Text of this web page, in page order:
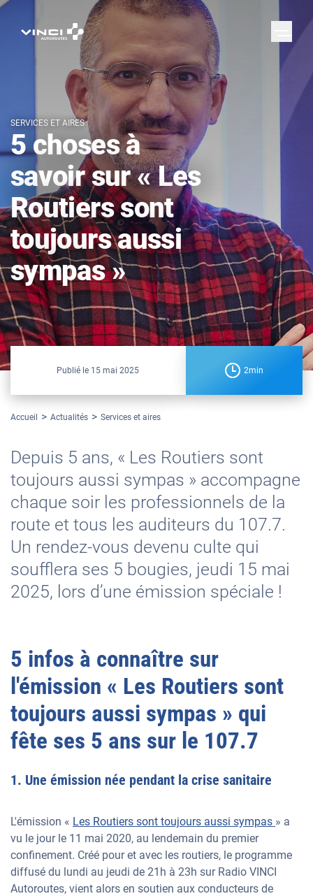
SERVICES ET AIRES
5 choses à
savoir sur « Les
Routiers sont
toujours aussi
sympas »
Publié le 15 mai 2025 2min
Accueil Actualités Services et aires
Depuis 5 ans, « Les Routiers sont
toujours aussi sympas » accompagne
chaque soir les professionnels de la
route et tous les auditeurs du 107.7.
Un rendez-vous devenu culte qui
soufflera ses 5 bougies, jeudi 15 mai
2025, lors d’une émission spéciale !
5 infos à connaître sur
l'émission « Les Routiers sont
toujours aussi sympas » qui
fête ses 5 ans sur le 107.7
1. Une émission née pendant la crise sanitaire
L'émission « Les Routiers sont toujours aussi sympas » a
vu le jour le 11 mai 2020, au lendemain du premier
confinement. Créé pour et avec les routiers, le programme
diffusé du lundi au jeudi de 21h à 23h sur Radio VINCI
Autoroutes, vient alors en soutien aux conducteurs de